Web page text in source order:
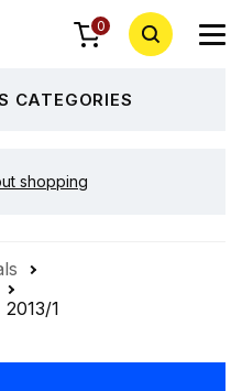
0
CATEGORIES
shopping
1